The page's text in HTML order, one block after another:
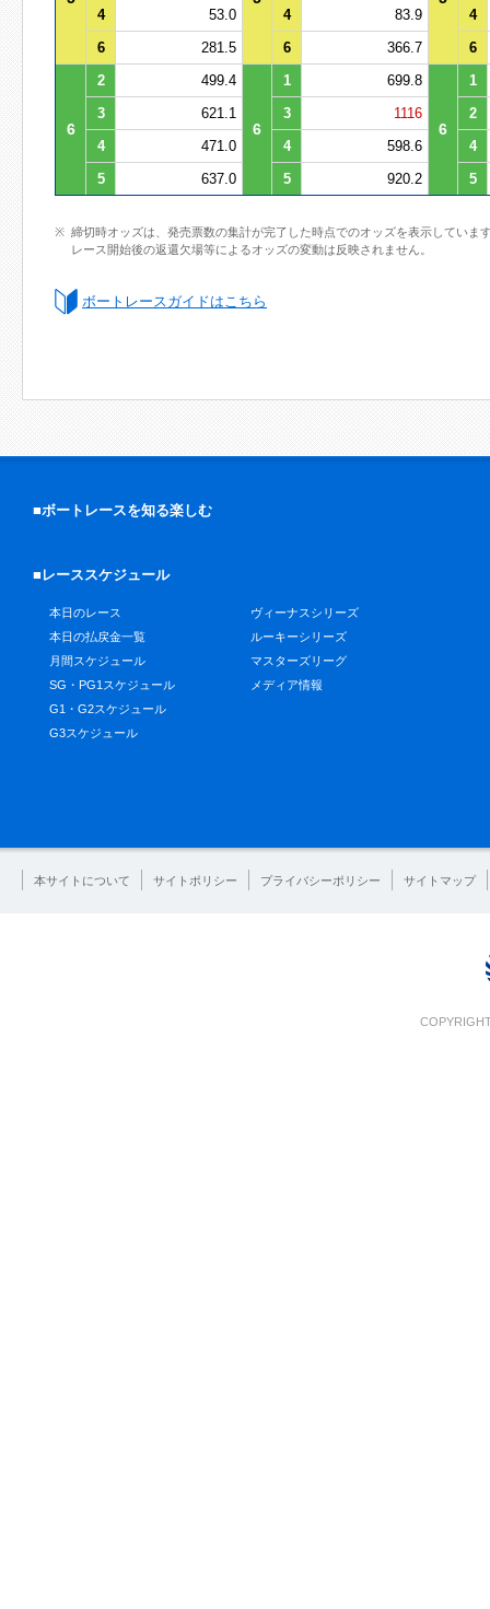
4
53.0 4 83.9
4
6
281.5 6 366.7 6
6
2 499.4
6
1 699.8
6
1
3
621.1 3 1116
2
4
471.0 4 598.6
4
5
637.0 5 920.2 5
締切時オッズは、発売票数の集計が完了した時点でのオッズを表示していま
レース開始後の返還欠場等によるオッズの変動は反映されません。
ボートレースガイドはこちら
■ボートレースを知る楽しむ
■レーススケジュール
本日のレース
本日の払戻金一覧
月間スケジュール
SG・PG1スケジュール
G1・G2スケジュール
G3スケジュール
ヴィーナスシリーズ
ルーキーシリーズ
マスターズリーグ
メディア情報
本サイトについて サイトポリシー プライバシーポリシー サイトマップ